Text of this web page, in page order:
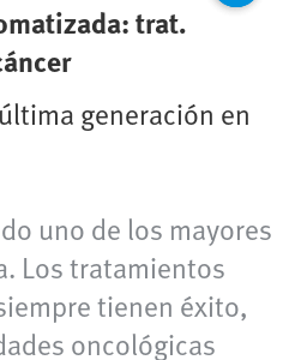
trat.
generación en
uno de los mayores
Los tratamientos
tienen éxito,
oncológicas